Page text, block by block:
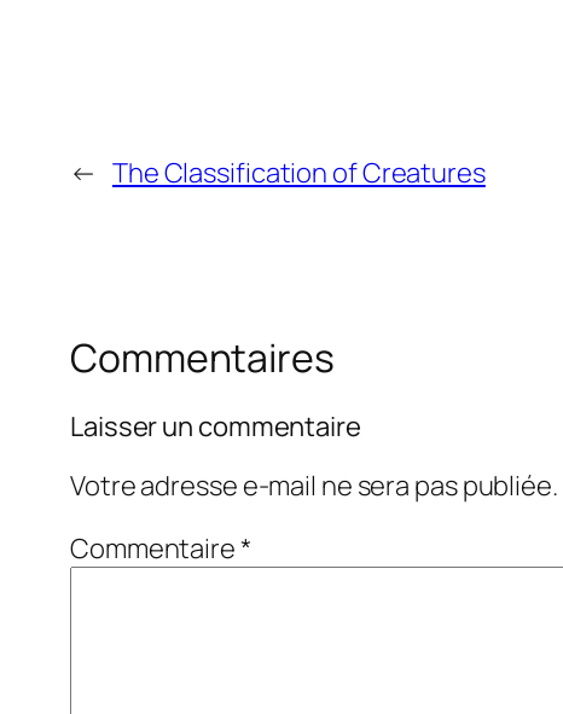
← The Classification of Creatures
Commentaires
Laisser un commentaire
Votre adresse e-mail ne sera pas publiée.
Commentaire*